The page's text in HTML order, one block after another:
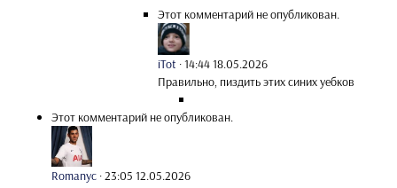
Этот комментарий не опубликован.
iTot ·14:44 18.05.2026
Правильно, пиздить этих синих уебков
Этот комментарий не опубликован.
Romanyc ·23:05 12.05.2026